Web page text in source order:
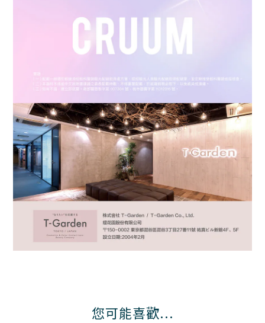
您可能喜歡...